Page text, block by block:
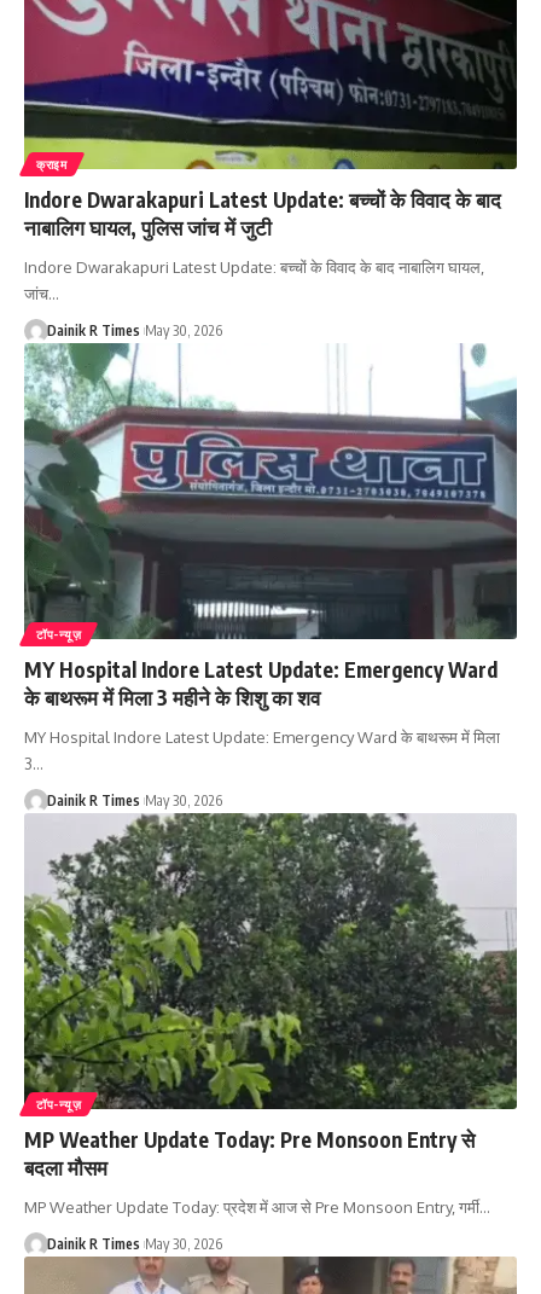
क्राइम
Indore Dwarakapuri Latest Update: बच्चों के विवाद के बाद
नाबालिग घायल, पुलिस जांच में जुटी
Indore Dwarakapuri Latest Update: बच्चों के विवाद के बाद नाबालिग घायल,
जांच…
Dainik R Times May 30, 2026
टॉप-न्यूज़
MY Hospital Indore Latest Update: Emergency Ward
के बाथरूम में मिला 3 महीने के शिशु का शव
MY Hospital Indore Latest Update: Emergency Ward के बाथरूम में मिला
3…
Dainik R Times May 30, 2026
टॉप-न्यूज़
MP Weather Update Today: Pre Monsoon Entry से
बदला मौसम
MP Weather Update Today: प्रदेश में आज से Pre Monsoon Entry, गर्मी…
Dainik R Times May 30, 2026